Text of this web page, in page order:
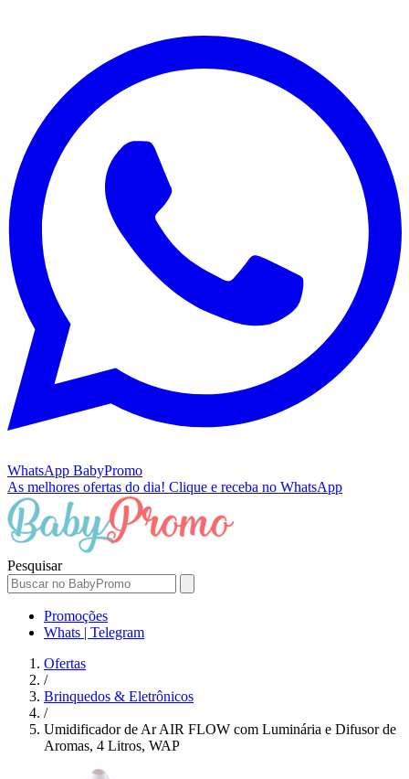
WhatsApp BabyPromo
As melhores ofertas do dia! Clique e receba no WhatsApp
Pesquisar
Promoções
Whats | Telegram
Ofertas
/
Brinquedos & Eletrônicos
/
Umidificador de Ar AIR FLOW com Luminária e Difusor de
Aromas, 4 Litros, WAP